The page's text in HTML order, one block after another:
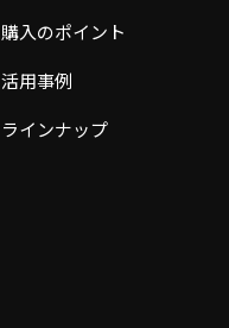
購入のポイント
活用事例
ラインナップ